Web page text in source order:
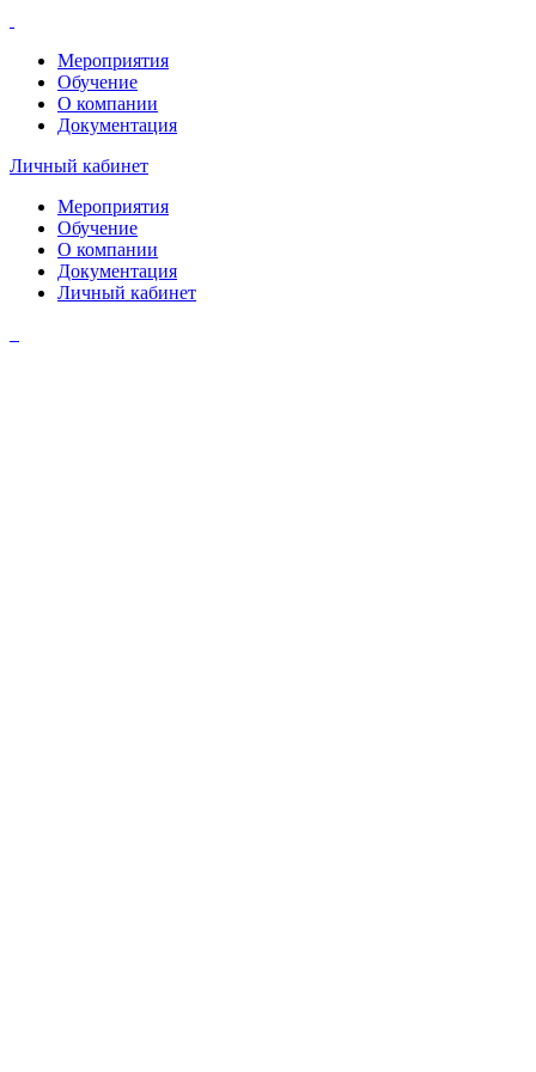
Мероприятия
Обучение
О компании
Документация
Личный кабинет
Мероприятия
Обучение
О компании
Документация
Личный кабинет